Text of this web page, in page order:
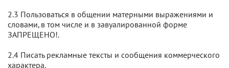
2.3 Пользоваться в общении матерными выражениями и
словами, в том числе и в завуалированной форме
ЗАПРЕЩЕНО!.
2.4 Писать рекламные тексты и сообщения коммерческого
характера.